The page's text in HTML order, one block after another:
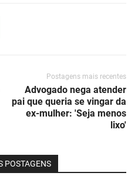
Postagens mais recentes
Advogado nega atender
pai que queria se vingar da
ex-mulher: 'Seja menos
lixo'
POSTAGENS